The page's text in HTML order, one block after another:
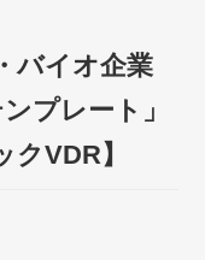
バイオ企業
プレート」
VDR】